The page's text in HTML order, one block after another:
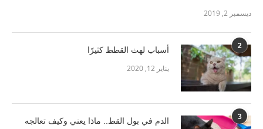
ديسمبر 2, 2019
2 أسباب لهث القطط كثيرًا
يناير 12, 2020
3 الدم في بول القط.. ماذا يعني وكيف تعالجه